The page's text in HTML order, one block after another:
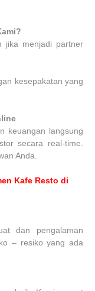
jika menjadi partner
kesepakatan yang
keuangan langsung
secara real-time.
Anda.
Kafe Resto di
dan pengalaman
– resiko yang ada